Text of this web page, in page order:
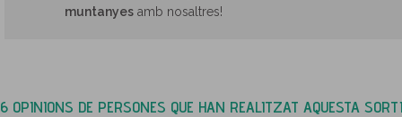
muntanyes amb nosaltres!
6 OPINIONS DE PERSONES QUE HAN REALITZAT AQUESTA